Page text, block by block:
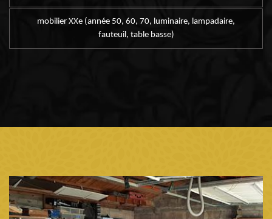
mobilier XXe (année 50, 60, 70, luminaire, lampadaire,
fauteuil, table basse)